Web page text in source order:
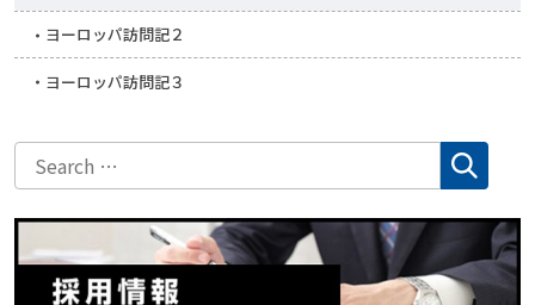
ヨーロッパ訪問記２
ヨーロッパ訪問記３